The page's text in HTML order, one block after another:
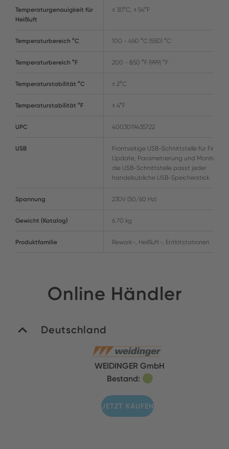
Temperaturgenauigkeit für
Heißluft
± 30°C, ± 54°F
Temperaturbereich °C 100 - 450 °C (550) °C
Temperaturbereich °F 200 - 850 °F (999) °F
Temperaturstabilität °C ± 2°C
Temperaturstabilität °F ± 4°F
UPC 4003019435722
USB
Frontseitige USB-Schnittstelle für
Update, Parametrierung und Monitoring;
die USB-Schnittstelle passt jeder
handelsübliche USB-Speicherstick
Spannung 230V (50/60 Hz)
Gewicht (Katalog) 6.70 kg
Produktfamilie Rework-, Heißluft-, Entlötstationen
Online Händler
Deutschland
WEIDINGER GmbH
Bestand:
JETZT KAUFEN